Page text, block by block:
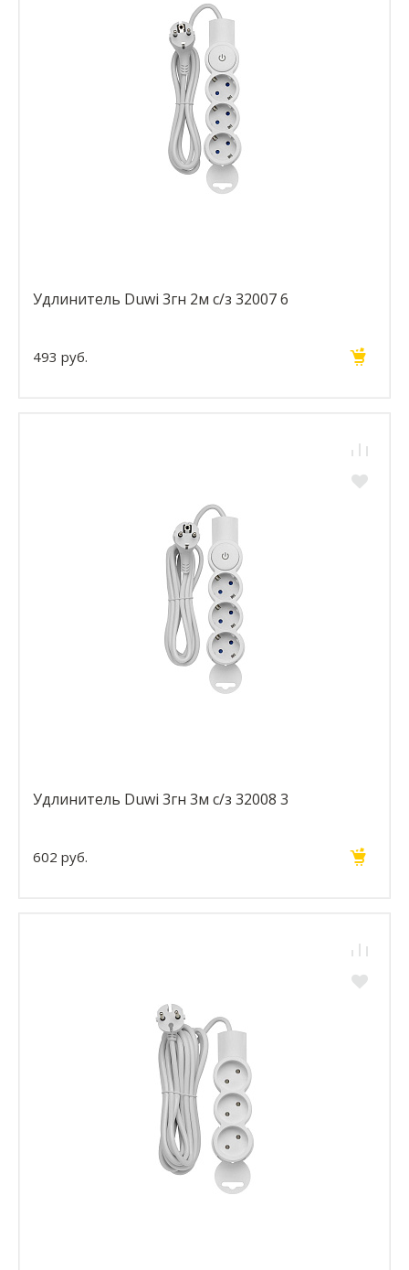
Удлинитель Duwi 3гн 2м с/з 32007 6
493 руб.
Удлинитель Duwi 3гн 3м с/з 32008 3
602 руб.